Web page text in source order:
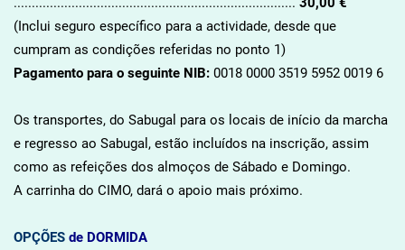
(Inclui seguro específico para a actividade, desde que
cumpram as condições referidas no ponto 1)
Pagamento para o seguinte NIB: 0018 0000 3519 5952 0019 6
Os transportes, do Sabugal para os locais de início da marcha
e regresso ao Sabugal, estão incluídos na inscrição, assim
como as refeições dos almoços de Sábado e Domingo.
A carrinha do CIMO, dará o apoio mais próximo.
OPÇÕES de DORMIDA